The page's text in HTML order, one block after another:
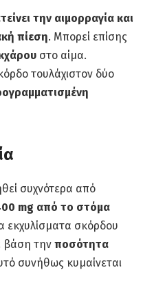
την αιμορραγία και
πίεση. Μπορεί επίσης
στο αίμα.
τουλάχιστον δύο
συχνότερα από
mg από το στόμα
εκχυλίσματα σκόρδου
βάση την ποσότητα
συνήθως κυμαίνεται